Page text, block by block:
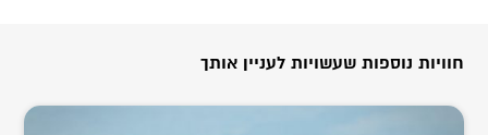
חוויות נוספות שעשויות לעניין אותך